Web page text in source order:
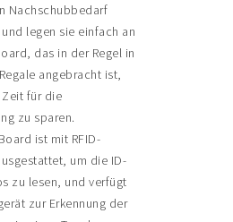
Nachschubbedarf
legen sie einfach an
das in der Regel in
angebracht ist,
Zeit für die
zu sparen.
ist mit RFID-
um die ID-
zu lesen, und verfügt
zur Erkennung der